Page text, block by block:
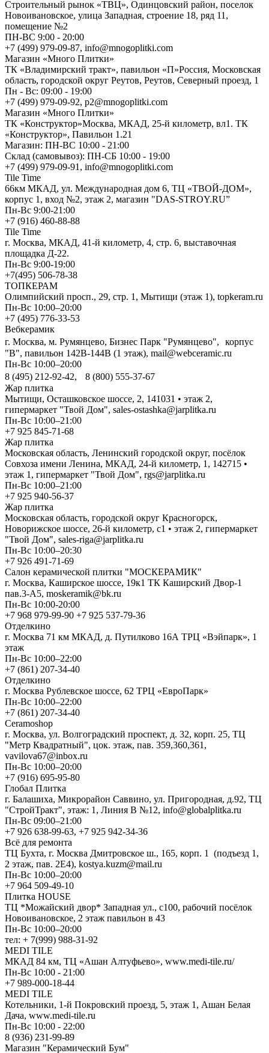
Cтроительный рынок «ТВЦ», Одинцовский район, поселок
Новоивановское, улица Западная, строение 18, ряд 11,
помещение №2
ПН-ВС 9:00 - 20:00
+7 (499) 979-09-87, info@mnogoplitki.com
Магазин «Много Плитки»
ТК «Владимирский тракт», павильон «П»Россия, Московская
область, городской округ Реутов, Реутов, Северный проезд, 1
Пн - Вс: 09:00 - 19:00
+7 (499) 979-09-92, p2@mnogoplitki.com
Магазин «Много Плитки»
ТК «Конструктор»Москва, МКАД, 25-й километр, вл1. ТК
«Конструктор», Павильон 1.21
Магазин: ПН-ВС 10:00 - 21:00
Склад (самовывоз): ПН-СБ 10:00 - 19:00
+7 (499) 979-09-91, info@mnogoplitki.com
Tile Time
66км МКАД, ул. Международная дом 6, ТЦ «ТВОЙ-ДОМ»,
корпус 1, вход №2, этаж 2, магазин "DAS-STROY.RU”
Пн-Вс 9:00-21:00
+7 (916) 460-88-88
Tile Time
г. Москва, МКАД, 41-й километр, 4, стр. 6, выставочная
площадка Д-22.
Пн-Вс 9:00-19:00
+7(495) 506-78-38
ТОПКЕРАМ
Олимпийский просп., 29, стр. 1, Мытищи (этаж 1), topkeram.ru
Пн-Вс 10:00–20:00
+7 (495) 776-33-53
Вебкерамик
г. Москва, м. Румянцево, Бизнес Парк "Румянцево", корпус
"В", павильон 142В-144В (1 этаж), mail@webceramic.ru
Пн-Вс 10:00–20:00
8 (495) 212-92-42, 8 (800) 555-37-67
Жар плитка
Мытищи, Осташковское шоссе, 2, 141031 • этаж 2,
гипермаркет "Твой Дом", sales-ostashka@jarplitka.ru
Пн-Вс 10:00–21:00
+7 925 845-71-68
Жар плитка
Московская область, Ленинский городской округ, посёлок
Совхоза имени Ленина, МКАД, 24-й километр, 1, 142715 •
этаж 1, гипермаркет "Твой Дом", rgs@jarplitka.ru
Пн-Вс 10:00–21:00
+7 925 940-56-37
Жар плитка
Московская область, городской округ Красногорск,
Новорижское шоссе, 26-й километр, с1 • этаж 2, гипермаркет
"Твой Дом", sales-riga@jarplitka.ru
Пн-Вс 10:00–20:30
+7 926 491-71-69
Салон керамической плитки "МОСКЕРАМИК"
г. Москва, Каширское шоссе, 19к1 ТК Каширский Двор-1
пав.3-А5, moskeramik@bk.ru
Пн-Вс 10:00-20:00
+7 968 979-99-90 +7 925 537-79-36
Отделкино
г. Москва 71 км МКАД, д. Путилково 16А ТРЦ «Вэйпарк», 1
этаж
Пн-Вс 10:00–22:00
+7 (861) 207-34-40
Отделкино
г. Москва Рублевское шоссе, 62 ТРЦ «ЕвроПарк»
Пн-Вс 10:00–22:00
+7 (861) 207-34-40
Ceramoshop
г. Москва, ул. Волгоградский проспект, д. 32, корп. 25, ТЦ
"Метр Квадратный", цок. этаж, пав. 359,360,361,
vavilova67@inbox.ru
Пн-Вс 10:00–20:00
+7 (916) 695-95-80
Глобал Плитка
г. Балашиха, Микрорайон Саввино, ул. Пригородная, д.92, ТЦ
"СтройТракт", этаж: 1, Линия В №12, info@globalplitka.ru
Пн-Вс 09:00–21:00
+7 926 638-99-63, +7 925 942-34-36
Всё для ремонта
ТЦ Бухта, г. Москва Дмитровское ш., 165, корп. 1 (подъезд 1,
2 этаж, пав. 2Е4), kostya.kuzm@mail.ru
Пн-Вс 10:00–20:00
+7 964 509-49-10
Плитка HOUSE
ТЦ *Можайский двор* Западная ул., с100, рабочий посёлок
Новоивановское, 2 этаж павильон в 43
Пн-Вс 10:00–20:00
тел: + 7(999) 988-31-92
MEDI TILE
МКАД 84 км, ТЦ «Ашан Алтуфьево», www.medi-tile.ru/
Пн-Вс 10:00 - 21:00
+7 989-000-18-44
MEDI TILE
Котельники, 1-й Покровский проезд, 5, этаж 1, Ашан Белая
Дача, www.medi-tile.ru
Пн-Вс 10:00 - 22:00
8 (936) 231-99-89
Магазин "Керамический Бум"